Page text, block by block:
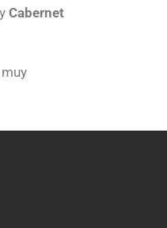
Cabernet